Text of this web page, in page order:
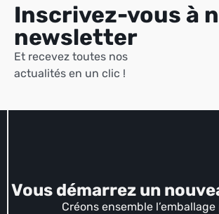
Inscrivez-vous à
newsletter
Et recevez toutes nos
actualités en un clic !
Vous démarrez un
Créons ensemble